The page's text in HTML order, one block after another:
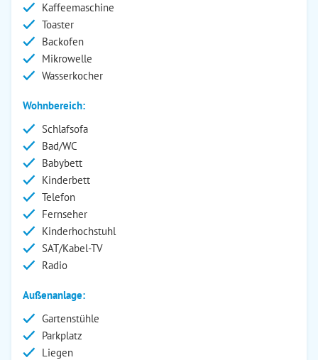
Kaffeemaschine
Toaster
Backofen
Mikrowelle
Wasserkocher
Wohnbereich:
Schlafsofa
Bad/WC
Babybett
Kinderbett
Telefon
Fernseher
Kinderhochstuhl
SAT/Kabel-TV
Radio
Außenanlage:
Gartenstühle
Parkplatz
Liegen